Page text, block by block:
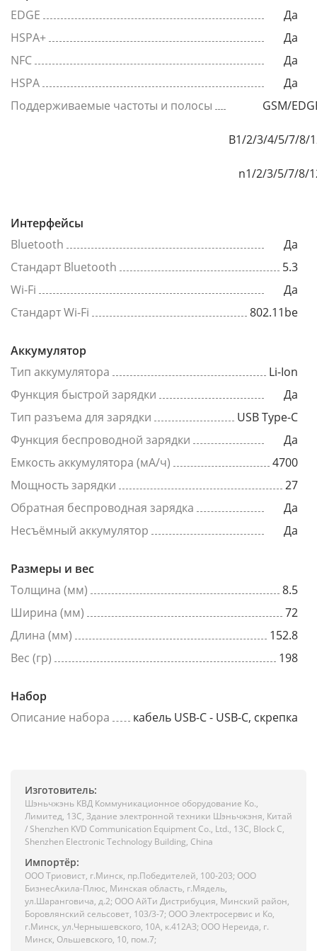
EDGE
Да
HSPA+
Да
NFC
Да
HSPA
Да
Поддерживаемые частоты и полосы
GSM/
B1/2/3/4/5/7/8/
n1/2/3/5/7/8/
Интерфейсы
Bluetooth
Да
Стандарт Bluetooth
5.3
Wi-Fi
Да
Стандарт Wi-Fi
802.11be
Аккумулятор
Тип аккумулятора
Li-Ion
Функция быстрой зарядки
Да
Тип разъема для зарядки
USB Type-C
Функция беспроводной зарядки
Да
Емкость аккумулятора (мА/ч)
4700
Мощность зарядки
27
Обратная беспроводная зарядка
Да
Несъёмный аккумулятор
Да
Размеры и вес
Толщина (мм)
8.5
Ширина (мм)
72
Длина (мм)
152.8
Вес (гр)
198
Набор
Описание набора
кабель USB-C - USB-C, скрепка
Изготовитель:
Шэньчжэнь КВД Коммуникационное оборудование Ко.,
Лимитед, 13C, Здание электронной техники Шэньчжэня, Китай
/ Shenzhen KVD Communication Equipment Co., Ltd., 13C, Block C,
Shenzhen Electronic Technology Building, China
Импортёр:
ООО Триовист, г.Минск, пр.Победителей, 100-203; ООО
БизнесАкила-Плюс, Минская область, г.Мядель,
ул.Шаранговича, д.2; ООО АйТи Дистрибуция, Минский район,
Боровлянский сельсовет, 103/3-7; ООО Электросервис и Ко,
г.Минск, ул.Чернышевского, 10А, к.412АЗ; ООО Нереида, г.
Минск, Ольшевского, 10, пом.7;